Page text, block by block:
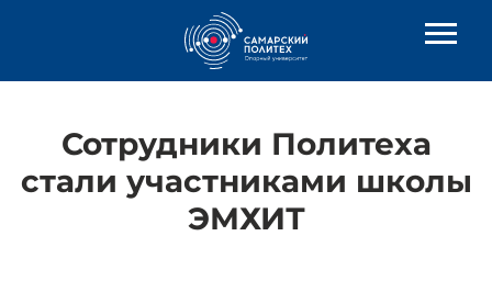
Сотрудники Политеха
стали участниками школы
ЭМХИТ